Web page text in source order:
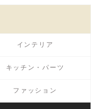
インテリア
キッチン・パーツ
ファッション